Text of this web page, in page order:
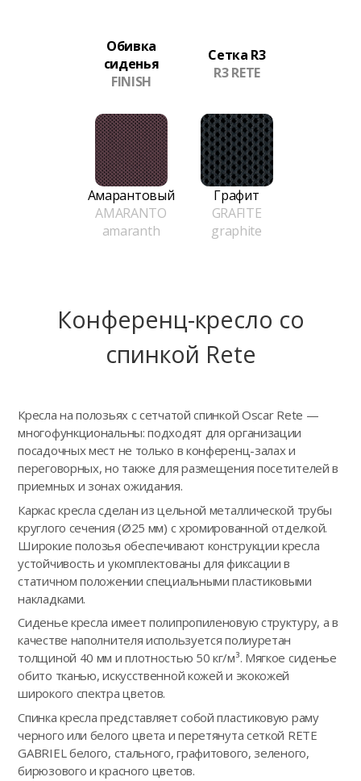
Обивка
сиденья
FINISH
Сетка R3
R3 RETE
Амарантовый
AMARANTO
amaranth
Графит
GRAFITE
graphite
Конференц-кресло сo
спинкой Rete
Кресла на полозьях с сетчатой спинкой Oscar Rete —
многофункциональны: подходят для организации
посадочных мест не только в конференц-залах и
переговорных, но также для размещения посетителей в
приемных и зонах ожидания.
Каркас кресла сделан из цельной металлической трубы
круглого сечения (Ø25 мм) с хромированной отделкой.
Широкие полозья обеспечивают конструкции кресла
устойчивость и укомплектованы для фиксации в
статичном положении специальными пластиковыми
накладками.
Сиденье кресла имеет полипропиленовую структуру, а в
качестве наполнителя используется полиуретан
толщиной 40 мм и плотностью 50 кг/м³. Мягкое сиденье
обито тканью, искусственной кожей и экокожей
широкого спектра цветов.
Спинка кресла представляет собой пластиковую раму
черного или белого цвета и перетянута сеткой RETE
GABRIEL белого, стального, графитового, зеленого,
бирюзового и красного цветов.